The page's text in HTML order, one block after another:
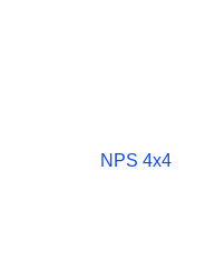
NPS 4x4